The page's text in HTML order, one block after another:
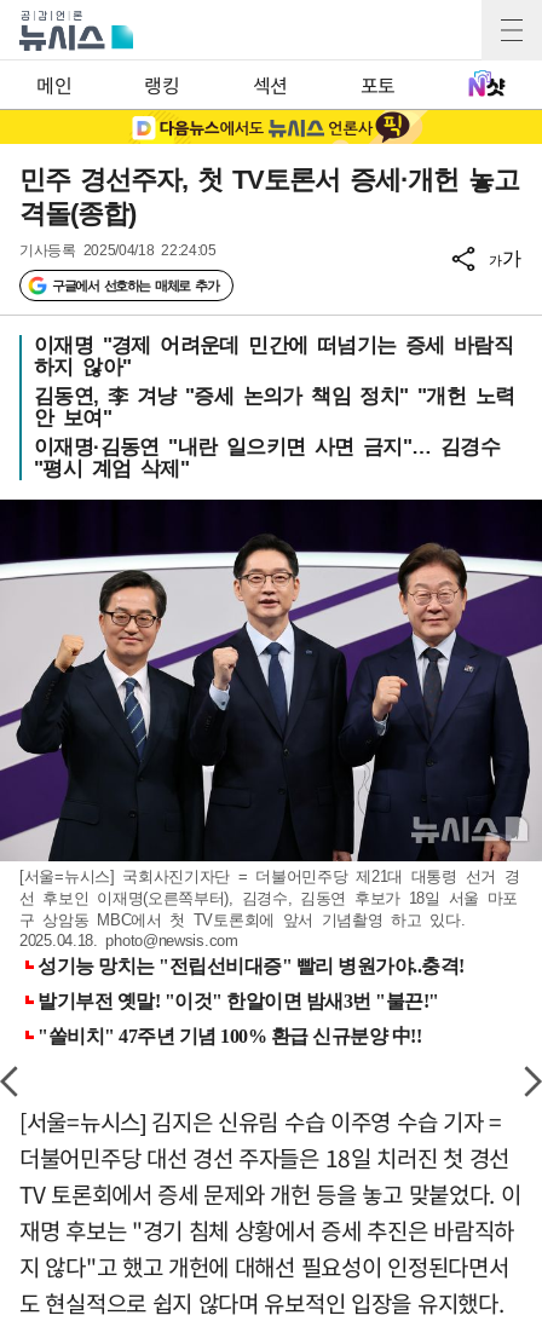
메인 랭킹 섹션 포토
민주 경선주자, 첫 TV토론서 증세·개헌 놓고
격돌(종합)
기사등록 2025/04/18 22:24:05
구글에서 선호하는 매체로 추가
가가
이재명 "경제 어려운데 민간에 떠넘기는 증세 바람직
하지 않아"
김동연, 李 겨냥 "증세 논의가 책임 정치" "개헌 노력
안 보여"
이재명·김동연 "내란 일으키면 사면 금지"… 김경수
"평시 계엄 삭제"
[서울=뉴시스] 국회사진기자단 = 더불어민주당 제21대 대통령 선거 경
선 후보인 이재명(오른쪽부터), 김경수, 김동연 후보가 18일 서울 마포
구 상암동 MBC에서 첫 TV토론회에 앞서 기념촬영 하고 있다.
2025.04.18.photo@newsis.com
[서울=뉴시스] 김지은 신유림 수습 이주영 수습 기자 =
더불어민주당 대선 경선 주자들은 18일 치러진 첫 경선
TV 토론회에서 증세 문제와 개헌 등을 놓고 맞붙었다. 이
재명 후보는 "경기 침체 상황에서 증세 추진은 바람직하
지 않다"고 했고 개헌에 대해선 필요성이 인정된다면서
도 현실적으로 쉽지 않다며 유보적인 입장을 유지했다.